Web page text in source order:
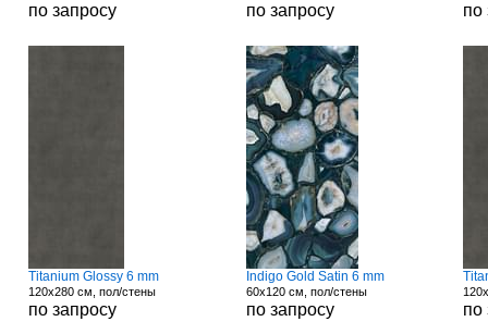
по запросу по запросу по
Titanium Glossy 6 mm
120x280 см, пол/стены
по запросу
Indigo Gold Satin 6 mm
60x120 см, пол/стены
по запросу по